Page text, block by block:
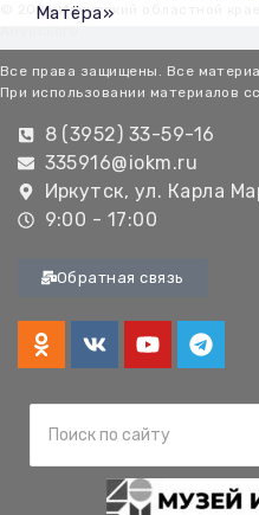
Матёра»
© 2026 Иркутский областной
Все права защищены. Все
При использовании материалов
8 (3952) 33-59-16
335916@iokm.ru
Иркутск, ул. Карла
9:00 - 17:00
Обратная связь